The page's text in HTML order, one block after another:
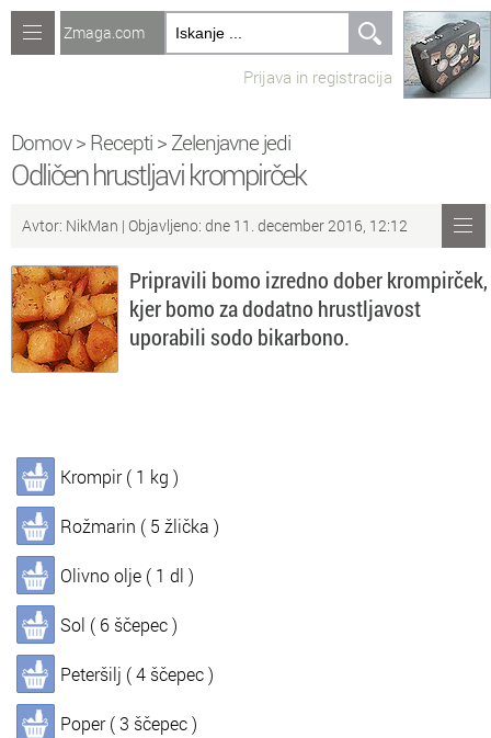
Računalništvo
Recepti
Naredi sam
Forum
Preverjanje znanja
Sv Sveže teme na forumu
So Objavljanje vsebin
In Informacije o nas
Zmaga.com
Prijava in registracija
Domov> Recepti > Zelenjavne jedi
Odličen hrustljavi krompirček
Avtor: NikMan | Objavljeno: dne 11. december 2016, 12:12
Pripravili bomo izredno dober krompirček,
kjer bomo za dodatno hrustljavost
uporabili sodo bikarbono.
Krompir ( 1 kg )
Rožmarin ( 5 žlička )
Olivno olje ( 1 dl )
Sol ( 6 ščepec )
Peteršilj ( 4 ščepec )
Poper ( 3 ščepec )